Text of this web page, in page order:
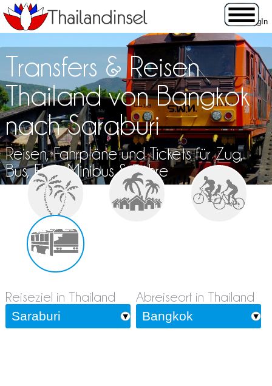
Transfers & Reisen
Thailand von Bangkok
nach Saraburi
Reisen, Fahrpläne und Tickets für Zug,
Bus, Flug, Minibus & Fähre
Reiseziel in Thailand Abreiseort in Thailand